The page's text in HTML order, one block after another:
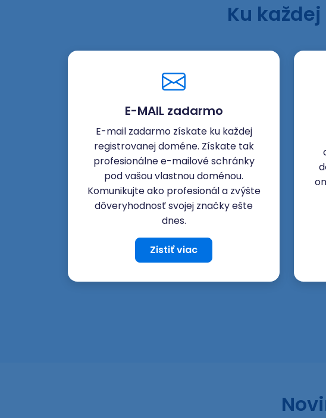
Ku
E-MAIL zadarmo
E-mail zadarmo získate ku každej
registrovanej doméne. Získate tak
profesionálne e-mailové schránky
pod vašou vlastnou doménou.
Komunikujte ako profesionál a zvýšte
dôveryhodnosť svojej značky ešte
dnes.
Zistiť viac